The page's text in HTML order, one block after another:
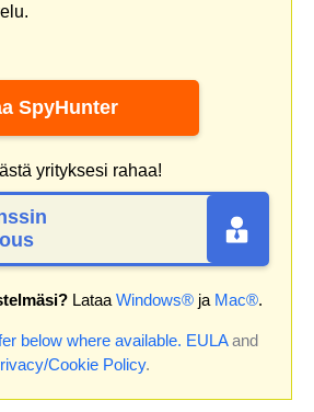
SpyHunter
yrityksesi rahaa!
Lataa Windows® ja Mac®.
below where available. EULAand
Cookie Policy.